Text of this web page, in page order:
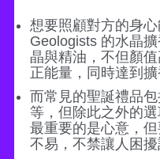
想要照顧對方的身
Geologists 的水晶
晶與精油，不但顏
正能量，同時達到擴
而常見的聖誕禮品
等，但除此之外的
最重要的是心意，
不易，不禁讓人困擾